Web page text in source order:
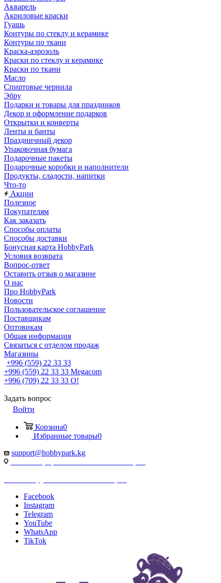
Акварель
Акриловые краски
Гуашь
Контуры по стеклу и керамике
Контуры по ткани
Краска-аэрозоль
Краски по стеклу и керамике
Краски по ткани
Масло
Спиртовые чернила
Эбру
Подарки и товары для праздников
Декор и оформление подарков
Открытки и конверты
Ленты и банты
Праздничный декор
Упаковочная бумага
Подарочные пакеты
Подарочные коробки и наполнители
Продукты, сладости, напитки
Что-то
Акции
Полезное
Покупателям
Как заказать
Способы оплаты
Способы доставки
Бонусная карта HobbyPark
Условия возврата
Вопрос-ответ
Оставить отзыв о магазине
О нас
Про HobbyPark
Новости
Пользовательское соглашение
Поставщикам
Оптовикам
Общая информация
Связаться с отделом продаж
Магазины
+996 (559) 22 33 33
+996 (559) 22 33 33 Megacom
+996 (709) 22 33 33 O!
Задать вопрос
Войти
Корзина0
Избранные товары0
support@hobbypark.kg
Facebook
Instagram
Telegram
YouTube
WhatsApp
TikTok